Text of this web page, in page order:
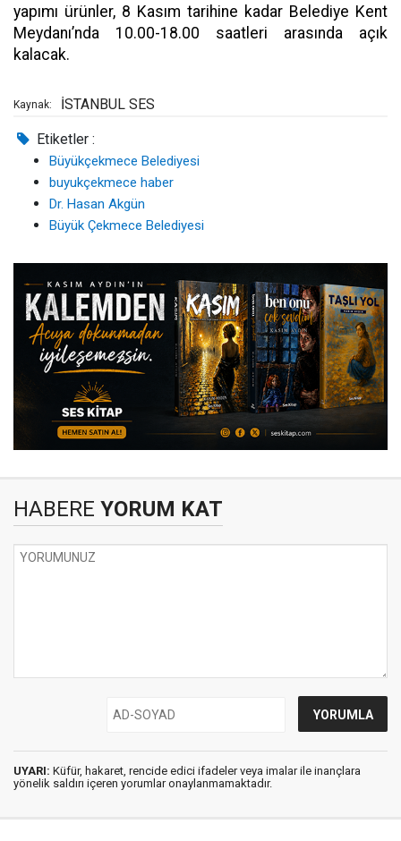
yapımı ürünler, 8 Kasım tarihine kadar Belediye Kent
Meydanı’nda 10.00-18.00 saatleri arasında açık
kalacak.
Kaynak: İSTANBUL SES
Etiketler :
Büyükçekmece Belediyesi
buyukçekmece haber
Dr. Hasan Akgün
Büyük Çekmece Belediyesi
HABERE YORUM KAT
UYARI: Küfür, hakaret, rencide edici ifadeler veya imalar ile inançlara
yönelik saldırı içeren yorumlar onaylanmamaktadır.